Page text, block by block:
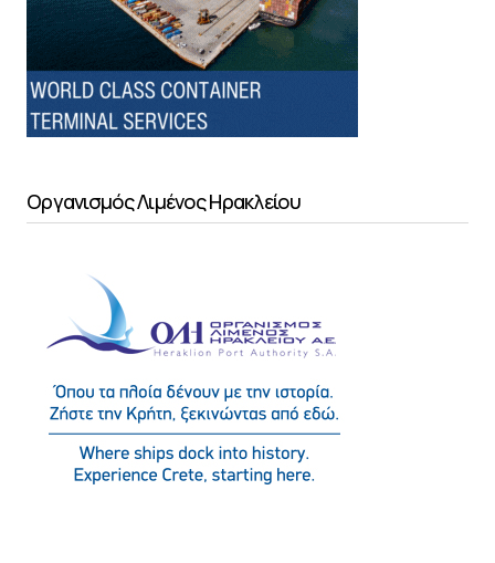
Οργανισμός Λιμένος Ηρακλείου